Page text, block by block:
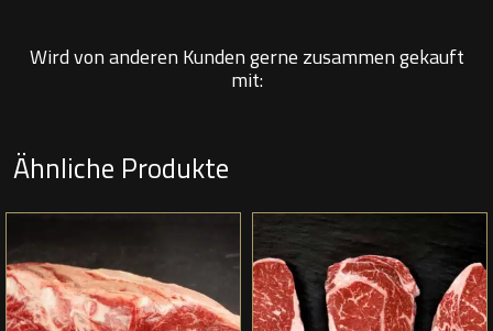
Wird von anderen Kunden gerne zusammen gekauft
mit:
Ähnliche Produkte